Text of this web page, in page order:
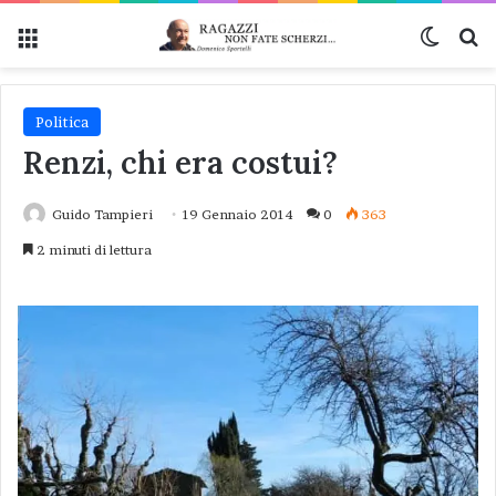
Politica
Renzi, chi era costui?
Guido Tampieri 19 Gennaio 2014 0 363
2 minuti di lettura